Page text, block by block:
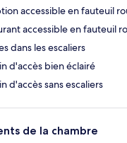
accessible en fauteuil
accessible en fauteuil
dans les escaliers
d'accès bien éclairé
d'accès sans escaliers
de la chambre